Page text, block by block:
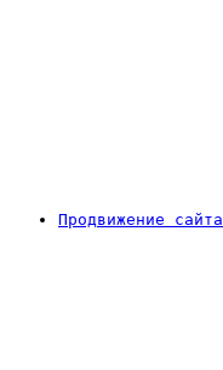
Продвижение сайта